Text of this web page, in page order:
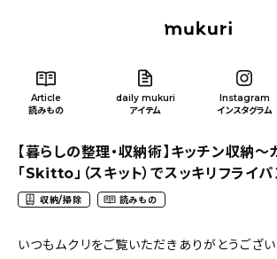
Article
読みもの
daily mukuri
アイテム
Instagram
インスタグラム
【暮らしの整理・収納術】キッチン収納〜
「Skitto」（スキット）でスッキリフライ
収納/掃除 読みもの
いつもムクリをご覧いただきありがとうござい